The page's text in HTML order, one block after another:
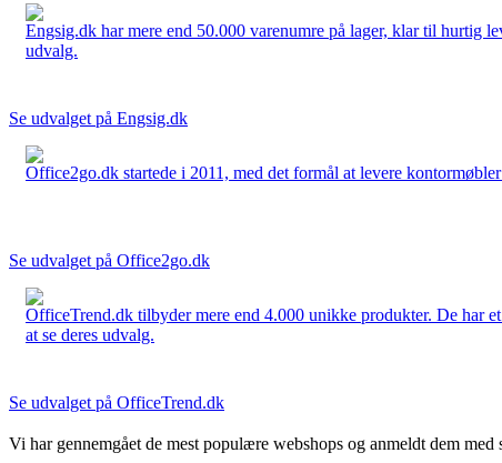
Engsig.dk har mere end 50.000 varenumre på lager, klar til hurtig
udvalg.
Se udvalget på Engsig.dk
Office2go.dk startede i 2011, med det formål at levere
Se udvalget på Office2go.dk
OfficeTrend.dk tilbyder mere end 4.000 unikke produkter. De har
at se deres udvalg.
Se udvalget på OfficeTrend.dk
Vi har gennemgået de mest populære webshops og anmeldt dem